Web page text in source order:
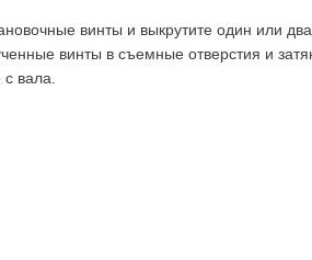
винты и выкрутите один или
винты в съемные отверстия и
вала.